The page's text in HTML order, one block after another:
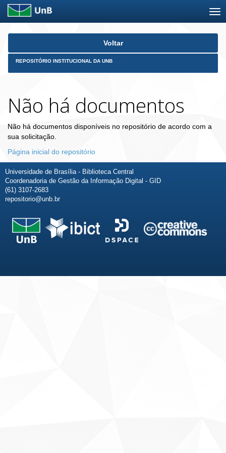
Skip
Voltar
REPOSITÓRIO INSTITUCIONAL DA UNB
Não há documentos
Não há documentos disponíveis no repositório de acordo com a
sua solicitação.
Página inicial do repositório
Universidade de Brasília - Biblioteca Central
Coordenadoria de Gestão da Informação Digital - GID
(61) 3107-2683
repositorio@unb.br